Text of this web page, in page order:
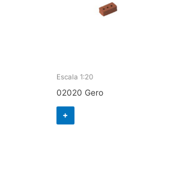
Escala 1:20
02020 Gero
+